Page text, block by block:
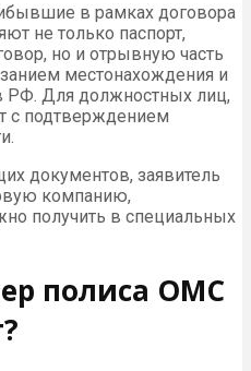
в рамках договора
не только паспорт,
но и отрывную часть
местонахождения и
РФ. Для должностных лиц,
с подтверждением
документов, заявитель
компанию,
получить в специальных
полиса ОМС